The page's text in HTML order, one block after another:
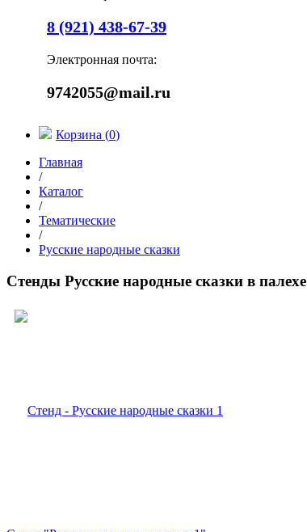
8 (921) 438-67-39
Электронная почта:
9742055@mail.ru
Корзина (0)
Главная
/
Каталог
/
Тематические
/
Русские народные сказки
Стенды Русские народные сказки в палехе